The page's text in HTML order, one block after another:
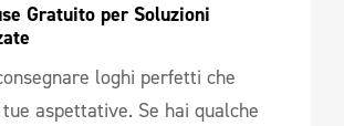
Gratuito per Soluzioni
loghi perfetti che
aspettative. Se hai qualche